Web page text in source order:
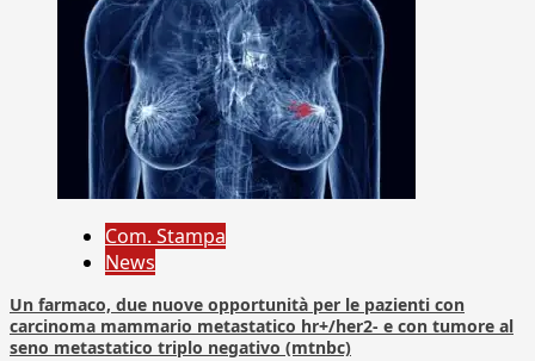
Com. Stampa
News
Un farmaco, due nuove opportunità per le pazienti con
carcinoma mammario metastatico hr+/her2- e con tumore al
seno metastatico triplo negativo (mtnbc)